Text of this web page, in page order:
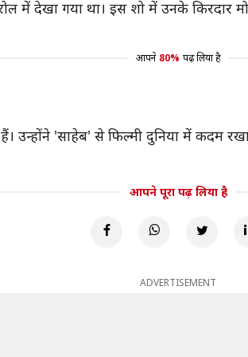
में देखा गया था। इस शो में उनके किरदार
आपने 80% पढ़ लिया है
उन्होंने 'साहेब' से फिल्मी दुनिया में कदम
आपने पूरा पढ़ लिया है
ADVERTISEMENT